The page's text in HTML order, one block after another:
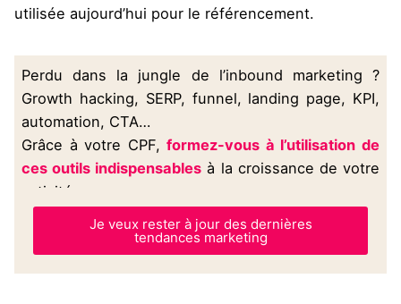
utilisée aujourd’hui pour le référencement.
Perdu dans la jungle de l’inbound marketing ?
Growth hacking, SERP, funnel, landing page, KPI,
automation, CTA…
Grâce à votre CPF,formez-vous à l’utilisation de
ces outils indispensables à la croissance de votre
activité.
Je veux rester à jour des dernières
tendances marketing